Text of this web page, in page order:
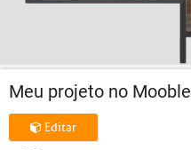
Meu projeto no Mooble
Editar